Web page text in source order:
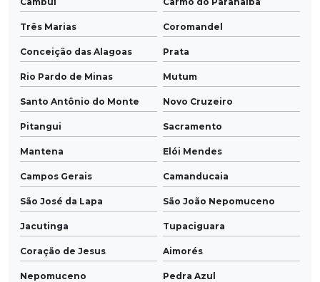
Três Marias Coromandel
Conceição das Alagoas Prata
Rio Pardo de Minas Mutum
Santo Antônio do Monte Novo Cruzeiro
Pitangui Sacramento
Mantena Elói Mendes
Campos Gerais Camanducaia
São José da Lapa São João Nepomuceno
Jacutinga Tupaciguara
Coração de Jesus Aimorés
Nepomuceno Pedra Azul